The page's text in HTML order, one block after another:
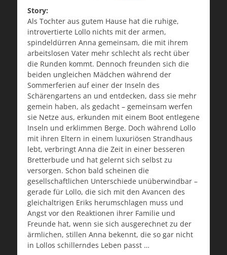
Story:
Als Tochter aus gutem Hause hat die ruhige,
introvertierte Lollo nichts mit der armen,
spindeldürren Anna gemeinsam, die mit ihrem
arbeitslosen Vater mehr schlecht als recht über
die Runden kommt. Dennoch freunden sich die
beiden ungleichen Mädchen während der
Sommerferien auf einer der Inseln des
Schärengartens an und entdecken, dass sie mehr
gemein haben, als gedacht – gemeinsam werfen
sie Netze aus, erkunden mit einem Boot entlegene
Inseln und erklimmen Berge. Doch während Lollo
mit ihren Eltern in einem luxuriösen Strandhaus
lebt, verbringt Anna die Zeit in einer besseren
Bretterbude und hat gelernt sich selbst zu
versorgen. Schon bald scheinen die
gesellschaftlichen Unterschiede unüberwindbar –
gerade für Lollo, die sich mit den Avancen des
gleichaltrigen Eriks herumschlagen muss und
Angst vor den Reaktionen ihrer Familie und
Freunde hat, wenn sie sich ausgerechnet zu der
ärmlichen, stillen Anna bekennt, die so gar nicht
in Lollos schillerndes Leben passt …